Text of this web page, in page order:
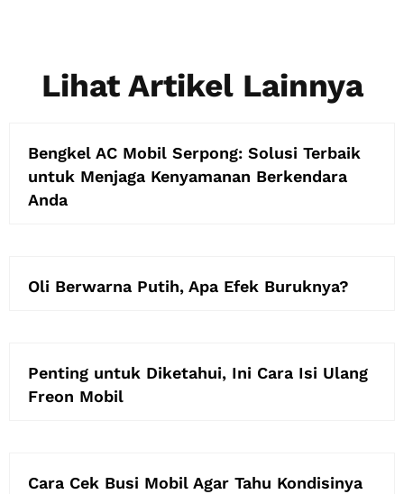
Lihat Artikel Lainnya
Bengkel AC Mobil Serpong: Solusi Terbaik
untuk Menjaga Kenyamanan Berkendara
Anda
Oli Berwarna Putih, Apa Efek Buruknya?
Penting untuk Diketahui, Ini Cara Isi Ulang
Freon Mobil
Cara Cek Busi Mobil Agar Tahu Kondisinya